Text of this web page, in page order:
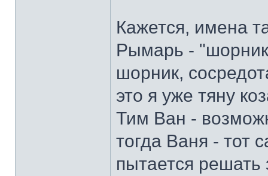
Кажется, имена
Рымарь -
шорник,
это я уже тяну
Тим Ван -
тогда Ваня - тот
пытается решать